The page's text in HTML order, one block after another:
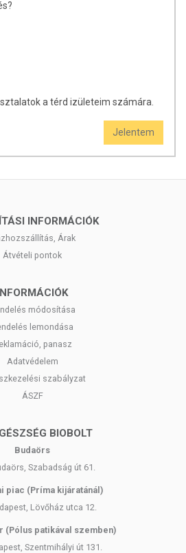
élettani hatásokkal bírhatnak, amelyek
engedélyezett betegségmegelőző vagy
nekik.
a térd izületeim számára.
Jelentem
INFORMÁCIÓK
Árak
Átvételi pontok
módosítása
lemondása
panasz
Adatvédelem
szabályzat
ÁSZF
BIOBOLT
Budaörs
Szabadság út 61.
piac (Príma kijáratánál)
Lövőház utca 12.
(Pólus patikával szemben)
Szentmihályi út 131.